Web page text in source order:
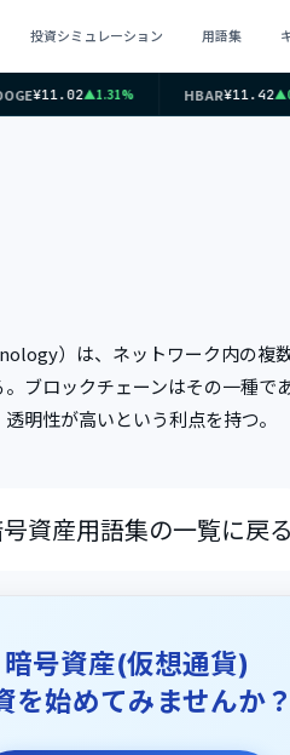
投資シミュレーション 用語集
¥11.02▲1.31% HBAR¥11.42
）は、ネットワーク内の複
ブロックチェーンはその一種で
明性が高いという利点を持つ。
資産用語集の一覧に戻る
暗号資産(仮想通貨)
を始めてみませんか？